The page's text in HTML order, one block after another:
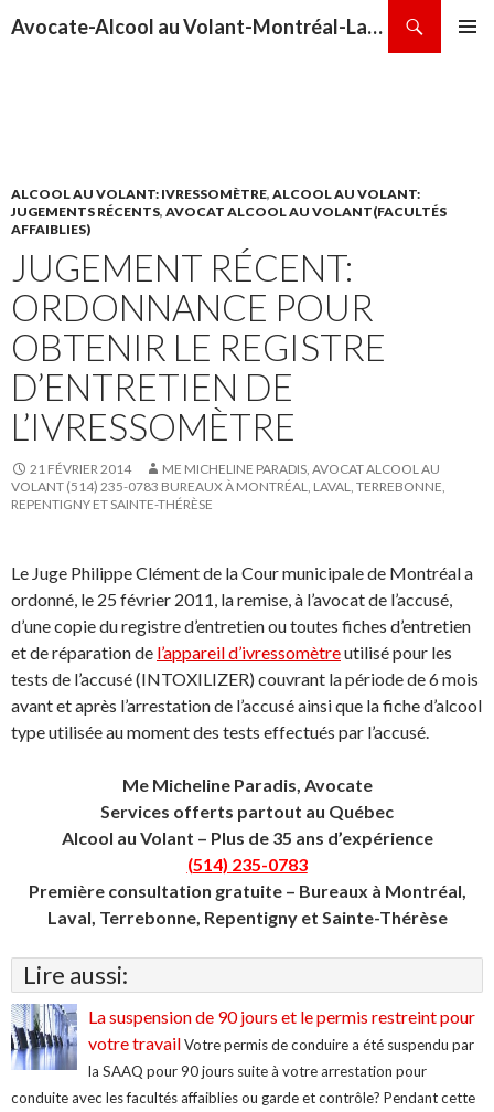
Avocate-Alcool au Volant-Montréal-Laval-Repentigny-Terrebonne-Sainte-Thérèse
ALCOOL AU VOLANT: IVRESSOMÈTRE, ALCOOL AU VOLANT:
JUGEMENTS RÉCENTS, AVOCAT ALCOOL AU VOLANT(FACULTÉS
AFFAIBLIES)
JUGEMENT RÉCENT:
ORDONNANCE POUR
OBTENIR LE REGISTRE
D’ENTRETIEN DE
L’IVRESSOMÈTRE
21 FÉVRIER 2014
ME MICHELINE PARADIS, AVOCAT ALCOOL AU
VOLANT (514) 235-0783 BUREAUX À MONTRÉAL, LAVAL, TERREBONNE,
REPENTIGNY ET SAINTE-THÉRÈSE
Le Juge Philippe Clément de la Cour municipale de Montréal a
ordonné, le 25 février 2011, la remise, à l’avocat de l’accusé,
d’une copie du registre d’entretien ou toutes fiches d’entretien
et de réparation de l’appareil d’ivressomètreutilisé pour les
tests de l’accusé (INTOXILIZER) couvrant la période de 6 mois
avant et après l’arrestation de l’accusé ainsi que la fiche d’alcool
type utilisée au moment des tests effectués par l’accusé.
Me Micheline Paradis, Avocate
Services offerts partout au Québec
Alcool au Volant – Plus de 35 ans d’expérience
(514) 235-0783
Première consultation gratuite – Bureaux à Montréal,
Laval, Terrebonne, Repentigny et Sainte-Thérèse
Lire aussi:
La suspension de 90 jours et le permis restreint pour
votre travailVotre permis de conduire a été suspendu par
la SAAQ pour 90 jours suite à votre arrestation pour
conduite avec les facultés affaiblies ou garde et contrôle? Pendant cette